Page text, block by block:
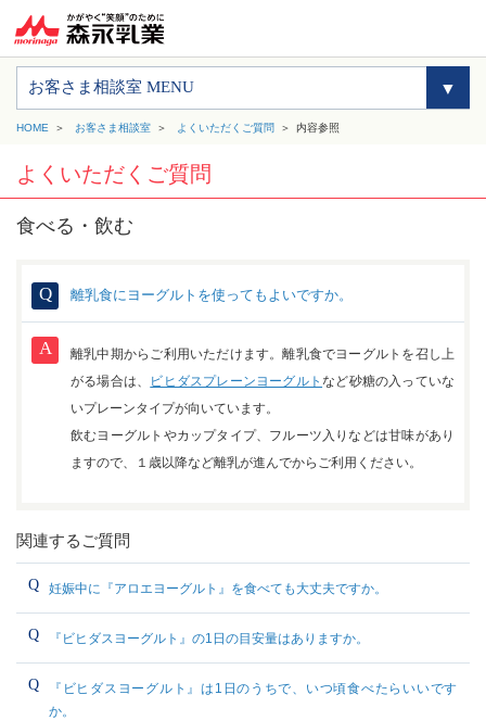
お客さま相談室 MENU
HOME お客さま相談室 よくいただくご質問 内容参照
よくいただくご質問
食べる・飲む
離乳食にヨーグルトを使ってもよいですか。
離乳中期からご利用いただけます。離乳食でヨーグルトを召し上
がる場合は、
ビヒダスプレーンヨーグルトなど砂糖の入っていな
いプレーンタイプが向いています。
飲むヨーグルトやカップタイプ、フルーツ入りなどは甘味があり
ますので、１歳以降など離乳が進んでからご利用ください。
関連するご質問
妊娠中に『アロエヨーグルト』を食べても大丈夫ですか。
『ビヒダスヨーグルト』の1日の目安量はありますか。
『ビヒダスヨーグルト』は1日のうちで、いつ頃食べたらいいです
か。